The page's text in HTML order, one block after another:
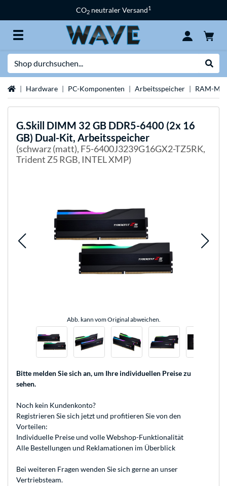
CO2 neutraler Versand1
StartseiteHardware PC-Komponenten Arbeitsspeicher RAM-
G.Skill DIMM 32 GB DDR5-6400 (2x 16
GB) Dual-Kit, Arbeitsspeicher
(schwarz (matt), F5-6400J3239G16GX2-TZ5RK,
Trident Z5 RGB, INTEL XMP)
Abb. kann vom Original abweichen.
Bitte melden Sie sich an, um Ihre individuellen Preise zu
sehen.
Noch kein Kundenkonto?
Registrieren Sie sich jetzt und profitieren Sie von den
Vorteilen:
Individuelle Preise und volle Webshop-Funktionalität
Alle Bestellungen und Reklamationen im Überblick
Bei weiteren Fragen wenden Sie sich gerne an unser
Vertriebsteam.